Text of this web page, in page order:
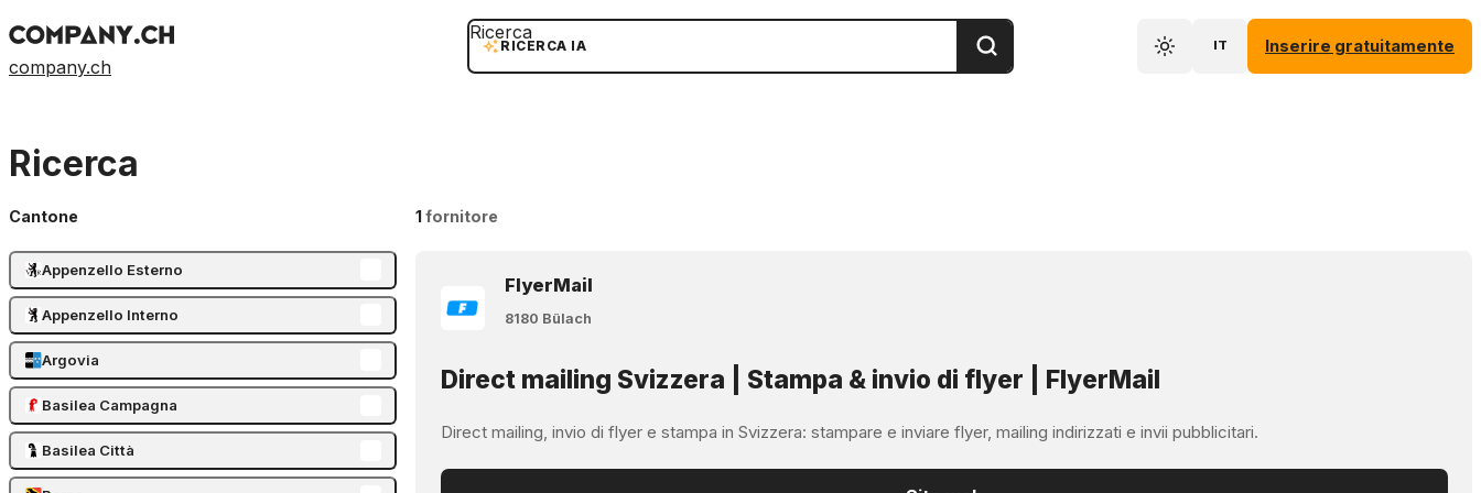
company.ch
RICERCA IA
Ricerca
IT Inserire gratuitamente
Ricerca
Cantone
Appenzello Esterno
Appenzello Interno
Argovia
Basilea Campagna
Basilea Città
1fornitore
FlyerMail
8180 Bülach
Direct mailing Svizzera | Stampa & invio di flyer | FlyerMail
Direct mailing, invio di flyer e stampa in Svizzera: stampare e inviare flyer, mailing indirizzati e invii pubblicitari.